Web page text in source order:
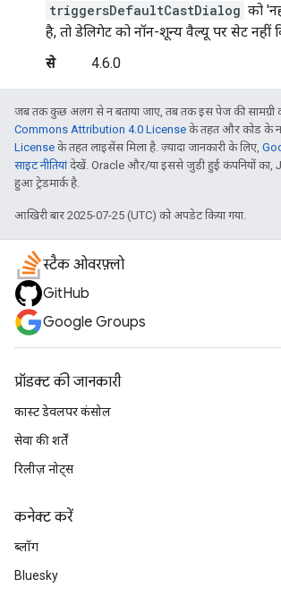
triggersDefaultCastDialog को
है, तो डेलिगेट को नॉन-शून्य वैल्यू पर सेट नहीं
से
4.6.0
जब तक कुछ अलग से न बताया जाए, तब तक इस पेज की सामग्री
Commons Attribution 4.0 License के तहत और कोड के
License के तहत लाइसेंस मिला है. ज़्यादा जानकारी के लिए,
साइट नीतियांदेखें. Oracle और/या इससे जुड़ी हुई कंपनियों का,
हुआ ट्रेडमार्क है.
आखिरी बार 2025-07-25 (UTC) को अपडेट किया गया.
स्टैक ओवरफ़्लो
GitHub
Google Groups
प्रॉडक्ट की जानकारी
कास्ट डेवलपर कंसोल
सेवा की शर्तें
रिलीज़ नोट्स
कनेक्ट करें
ब्लॉग
Bluesky